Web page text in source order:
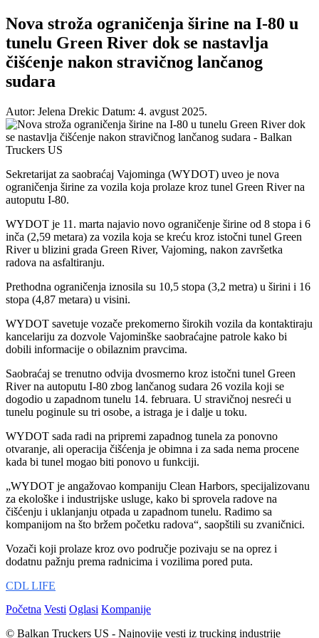
Nova stroža ograničenja širine na I-80 u
tunelu Green River dok se nastavlja
čišćenje nakon stravičnog lančanog
sudara
Autor: Jelena Drekic Datum: 4. avgust 2025.
Sekretarijat za saobraćaj Vajominga (WYDOT) uveo je nova
ograničenja širine za vozila koja prolaze kroz tunel Green River na
autoputu I-80.
WYDOT je 11. marta najavio novo ograničenje širine od 8 stopa i 6
inča (2,59 metara) za vozila koja se kreću kroz istočni tunel Green
River u blizini grada Green River, Vajoming, nakon završetka
radova na asfaltiranju.
Prethodna ograničenja iznosila su 10,5 stopa (3,2 metra) u širini i 16
stopa (4,87 metara) u visini.
WYDOT savetuje vozače prekomerno širokih vozila da kontaktiraju
kancelariju za dozvole Vajominške saobraćajne patrole kako bi
dobili informacije o obilaznim pravcima.
Saobraćaj se trenutno odvija dvosmerno kroz istočni tunel Green
River na autoputu I-80 zbog lančanog sudara 26 vozila koji se
dogodio u zapadnom tunelu 14. februara. U stravičnoj nesreći u
tunelu poginule su tri osobe, a istraga je i dalje u toku.
WYDOT sada radi na pripremi zapadnog tunela za ponovno
otvaranje, ali operacija čišćenja je obimna i za sada nema procene
kada bi tunel mogao biti ponovo u funkciji.
„WYDOT je angažovao kompaniju Clean Harbors, specijalizovanu
za ekološke i industrijske usluge, kako bi sprovela radove na
čišćenju i uklanjanju otpada u zapadnom tunelu. Radimo sa
kompanijom na što bržem početku radova“, saopštili su zvaničnici.
Vozači koji prolaze kroz ovo područje pozivaju se na oprez i
dodatnu pažnju prema radnicima i vozilima pored puta.
CDL LIFE
Početna Vesti Oglasi Kompanije
© Balkan Truckers US - Najnovije vesti iz trucking industrije